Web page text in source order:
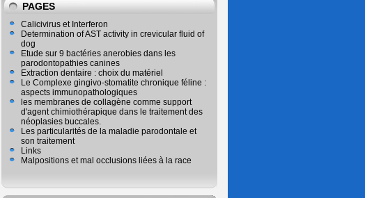
PAGES
Calicivirus et Interferon
Determination of AST activity in crevicular fluid of
dog
Etude sur 9 bactéries anerobies dans les
parodontopathies canines
Extraction dentaire : choix du matériel
Le Complexe gingivo-stomatite chronique féline :
aspects immunopathologiques
les membranes de collagène comme support
d'agent chimiothérapique dans le traitement des
néoplasies buccales.
Les particularités de la maladie parodontale et
son traitement
Links
Malpositions et mal occlusions liées à la race